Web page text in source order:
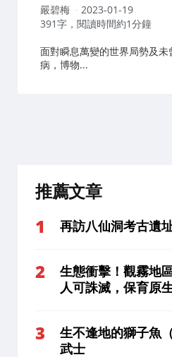
作
者：
嚴碧梅
2023-01-19
391字，閱讀時間約1分鐘
面對瞬息萬變的世界局勢及
病，博物...
推薦文章
再訪八仙洞考古遺
生態衝擊！觀霧地
人可誅滅，保育原
生不逢地的獅子魚
武士